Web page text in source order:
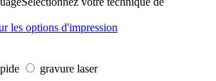
les options d'impression
gravure laser